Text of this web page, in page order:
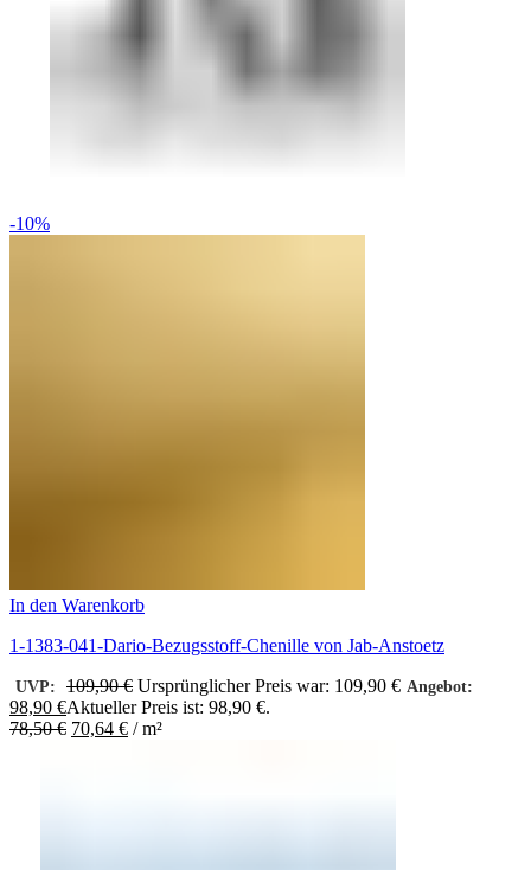
-10%
In den Warenkorb
1-1383-041-Dario-Bezugsstoff-Chenille von Jab-Anstoetz
UVP: 109,90€ Ursprünglicher Preis war: 109,90 € Angebot:
98,90 €Aktueller Preis ist: 98,90 €.
78,50€ 70,64 € /m²